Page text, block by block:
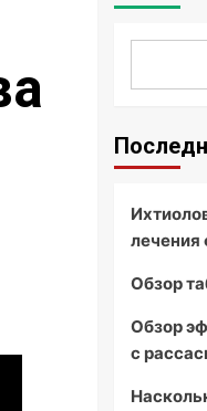
лечения
Обзор
Обзор
с